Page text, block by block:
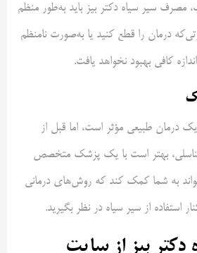
مصرف سیر سیاه دکتر بیز باید به‌طور منظم
درمان را قطع کنید یا به‌صورت نامنظم
کافی بهبود نخواهد یافت.
درمان طبیعی مؤثر است، اما قبل از
بهتر است با یک پزشک متخصص
به شما کمک کند که روش‌های درمانی
استفاده از سیر سیاه در نظر بگیرید.
دکتر بیز از سایت